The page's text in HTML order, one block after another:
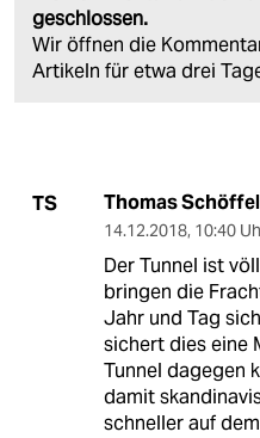
geschlossen.
Wir öffnen die
Artikeln für etwa drei
TS Thomas Schöffel
14.12.2018, 10:40
Der Tunnel ist
bringen die
Jahr und Tag
sichert dies eine
Tunnel dagegen
damit
schneller auf